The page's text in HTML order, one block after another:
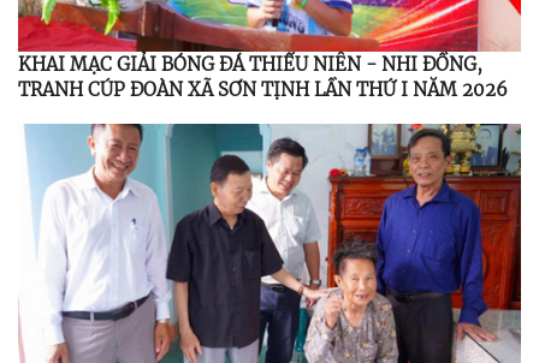
KHAI MẠC GIẢI BÓNG ĐÁ THIẾU NIÊN - NHI ĐỒNG,
TRANH CÚP ĐOÀN XÃ SƠN TỊNH LẦN THỨ I NĂM 2026